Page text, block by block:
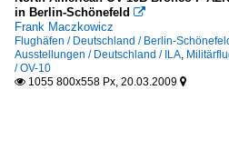
in Berlin-Schönefeld 
Frank Maczkowicz
Flughäfen / Deutschland / Berlin-
Ausstellungen / Deutschland / ILA,
/ OV-10
 1055 800x558 Px, 20.03.2009 